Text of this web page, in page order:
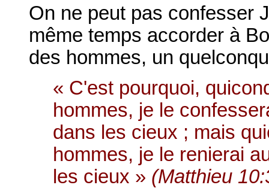
On ne peut pas confesser
même temps accorder à
des hommes, un
« C'est pourquoi,
hommes, je le
dans les cieux ; mais
hommes, je le renierai
les cieux » (Matthieu